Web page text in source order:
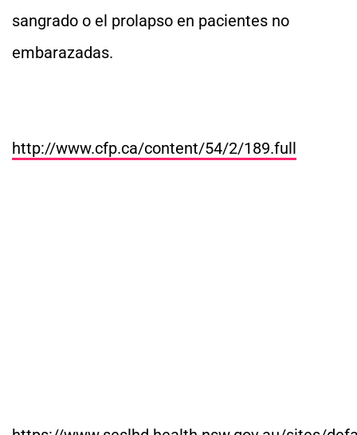
sangrado o el prolapso en pacientes no
embarazadas.
http://www.cfp.ca/content/54/2/189.full